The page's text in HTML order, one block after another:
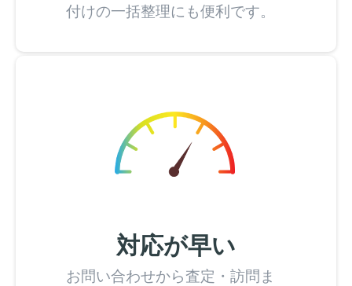
付けの一括整理にも便利です。
対応が早い
お問い合わせから査定・訪問ま